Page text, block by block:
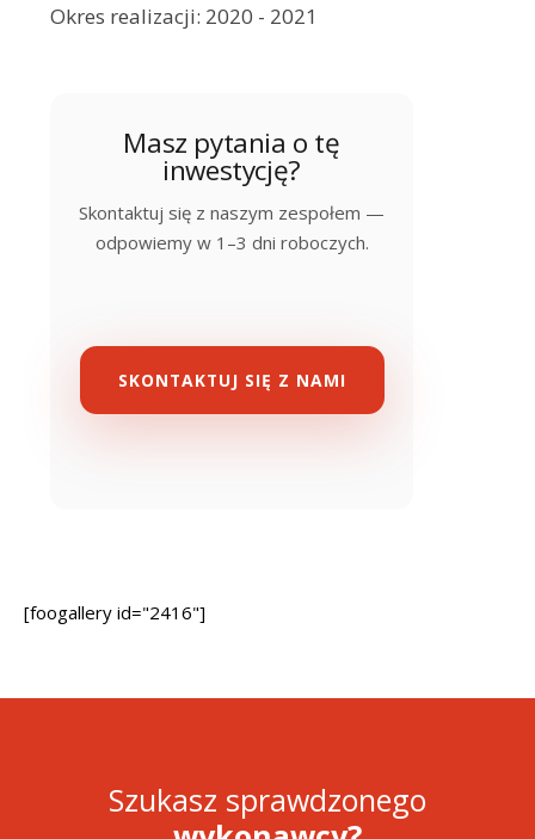
Okres realizacji: 2020 - 2021
Masz pytania o tę
inwestycję?
Skontaktuj się z naszym zespołem —
odpowiemy w 1–3 dni roboczych.
SKONTAKTUJ SIĘ Z NAMI
[foogallery id="2416"]
Szukasz sprawdzonego